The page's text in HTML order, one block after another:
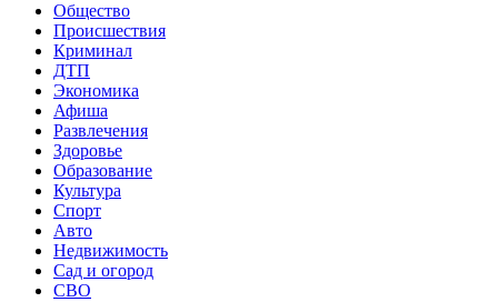
Общество
Происшествия
Криминал
ДТП
Экономика
Афиша
Развлечения
Здоровье
Образование
Культура
Спорт
Авто
Недвижимость
Сад и огород
СВО